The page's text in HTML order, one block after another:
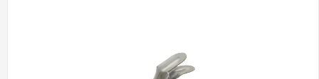
high